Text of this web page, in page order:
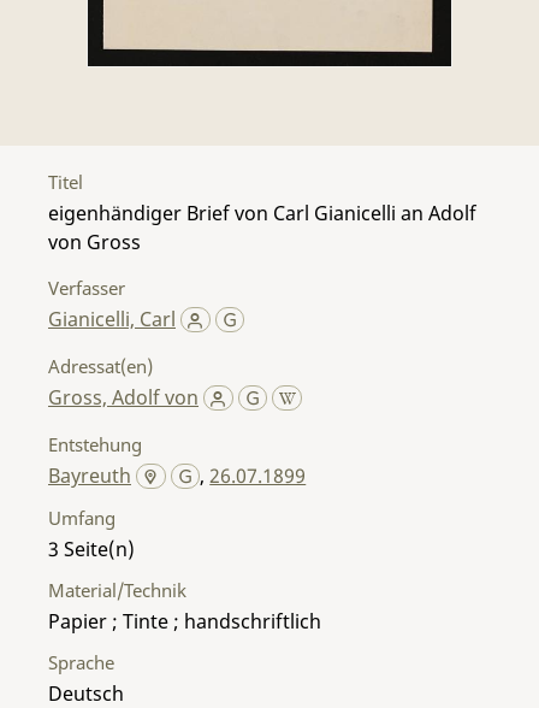
Titel
eigenhändiger Brief von Carl Gianicelli an Adolf
von Gross
Verfasser
Gianicelli, Carl
Adressat(en)
Gross, Adolf von
Entstehung
Bayreuth ,26.07.1899
Umfang
3
Material/Technik
Papier ; Tinte ; handschriftlich
Sprache
Deutsch